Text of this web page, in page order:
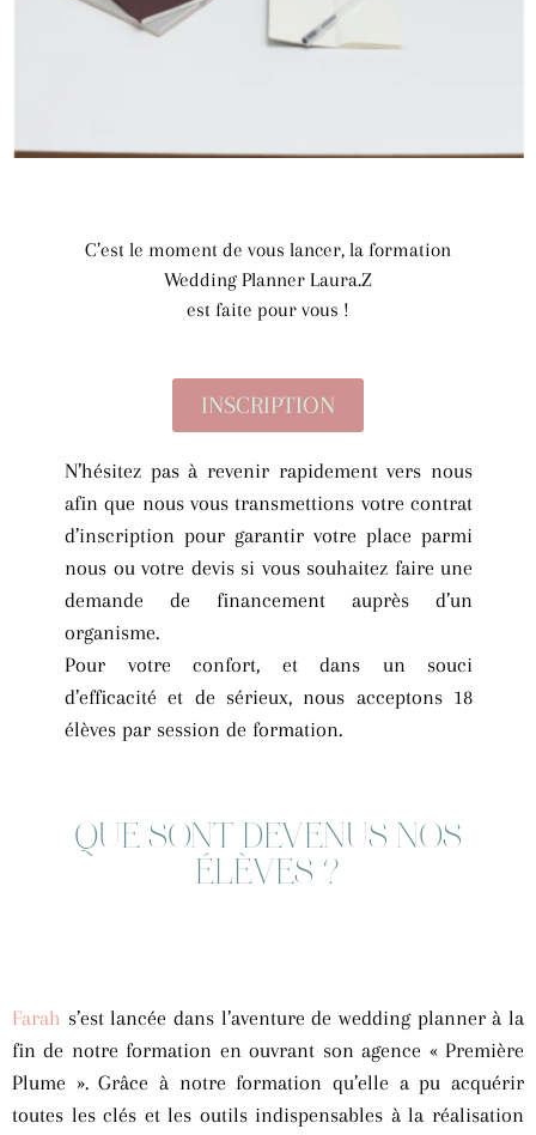
C’est le moment de vous lancer, la formation
Wedding Planner Laura.Z
est faite pour vous !
INSCRIPTION
N’hésitez pas à revenir rapidement vers nous
afin que nous vous transmettions votre contrat
d’inscription pour garantir votre place parmi
nous ou votre devis si vous souhaitez faire une
demande de financement auprès d’un
organisme.
Pour votre confort, et dans un souci
d’efficacité et de sérieux, nous acceptons 18
élèves par session de formation.
QUE SONT DEVENUS NOS
ÉLÈVES ?
Farah s’est lancée dans l’aventure de wedding planner à la
fin de notre formation en ouvrant son agence « Première
Plume ». Grâce à notre formation qu’elle a pu acquérir
toutes les clés et les outils indispensables à la réalisation